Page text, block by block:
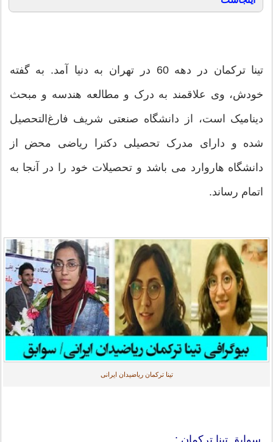
تینا ترکمان در دهه 60 در تهران به دنیا آمد. به گفته
خودش، وی علاقمند به درک و مطالعه هندسه و مبحث
دینامیک است، از دانشگاه صنعتی شریف فارغ‌التحصیل
شده و دارای مدرک تحصیلی دکترا ریاضی محض از
دانشگاه هاروارد می باشد و تحصیلات خود را در آنجا به
اتمام رساند.
تینا ترکمان ریاضیدان ایرانی
سوابق تینا ترکمان :